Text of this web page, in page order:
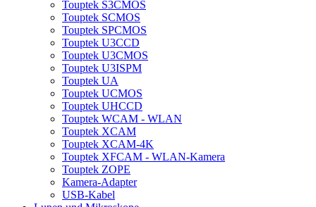
Touptek S3CMOS
Touptek SCMOS
Touptek SPCMOS
Touptek U3CCD
Touptek U3CMOS
Touptek U3ISPM
Touptek UA
Touptek UCMOS
Touptek UHCCD
Touptek WCAM - WLAN
Touptek XCAM
Touptek XCAM-4K
Touptek XFCAM - WLAN-Kamera
Touptek ZOPE
Kamera-Adapter
USB-Kabel